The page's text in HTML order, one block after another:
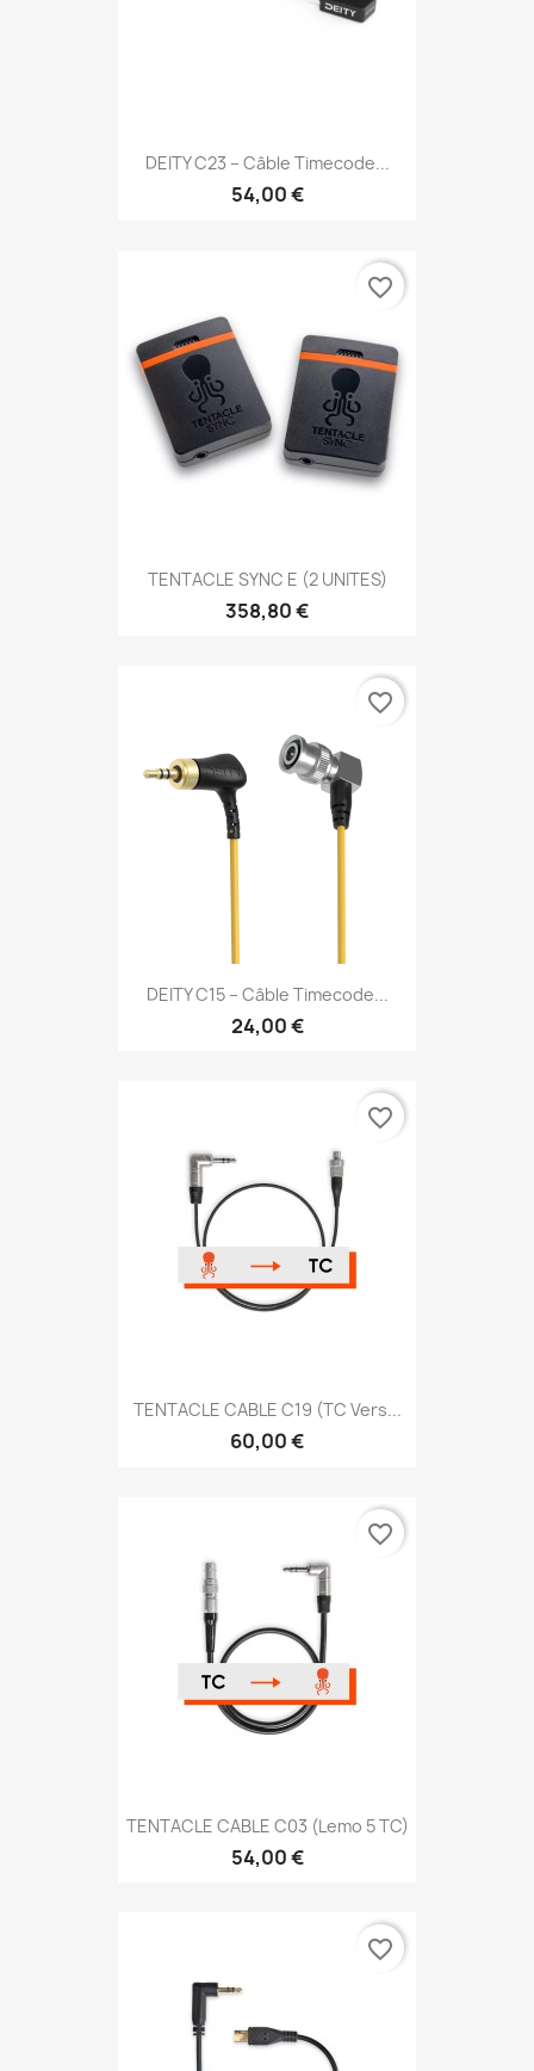
DEITY C23 – Câble Timecode...
54,00 €
TENTACLE SYNC E (2 UNITES)
358,80 €
favorite_border
DEITY C15 – Câble Timecode...
24,00 €
favorite_border
TENTACLE CABLE C19 (TC Vers...
60,00 €
favorite_border
TENTACLE CABLE C03 (Lemo 5 TC)
54,00 €
favorite_border
favorite_border